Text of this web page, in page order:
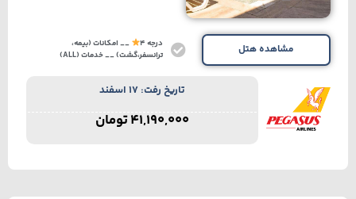
مشاهده هتل درجه 4
__ امکانات (بیمه،
ترانسفر،گشت) __ خدمات (ALL)
تاریخ رفت: 17 اسفند
41,190,000تومان